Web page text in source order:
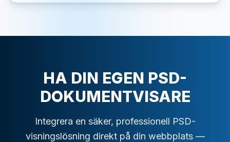
HA DIN EGEN PSD-
DOKUMENTVISARE
Integrera en säker, professionell PSD-
visningslösning direkt på din webbplats —